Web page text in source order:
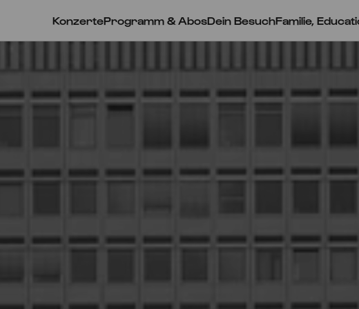
KonzerteProgramm & AbosDein BesuchFamilie,